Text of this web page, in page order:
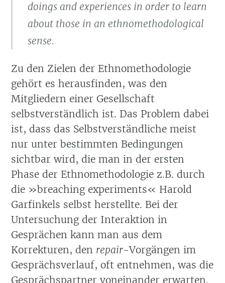
doings and experiences in order to learn
about those in an ethnomethodological
sense.
Zu den Zielen der Ethnomethodologie
gehört es herausfinden, was den
Mitgliedern einer Gesellschaft
selbstverständlich ist. Das Problem dabei
ist, dass das Selbstverständliche meist
nur unter bestimmten Bedingungen
sichtbar wird, die man in der ersten
Phase der Ethnomethodologie z.B. durch
die »breaching experiments« Harold
Garfinkels selbst herstellte. Bei der
Untersuchung der Interaktion in
Gesprächen kann man aus dem
Korrekturen, den repair-Vorgängen im
Gesprächsverlauf, oft entnehmen, was die
Gesprächspartner voneinander erwarten.